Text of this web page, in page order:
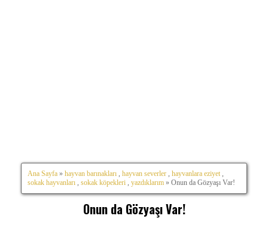
Ana Sayfa » hayvan barınakları hayvan severler hayvanlara eziyet
sokak hayvanları
sokak köpekleri yazdıklarım » Onun da Gözyaşı Var!
Onun da Gözyaşı Var!